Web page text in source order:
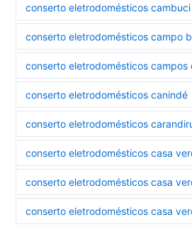
conserto eletrodomésticos cambuci
conserto eletrodomésticos campo
conserto eletrodomésticos campos
conserto eletrodomésticos canindé
conserto eletrodomésticos
conserto eletrodomésticos casa
conserto eletrodomésticos casa
conserto eletrodomésticos casa